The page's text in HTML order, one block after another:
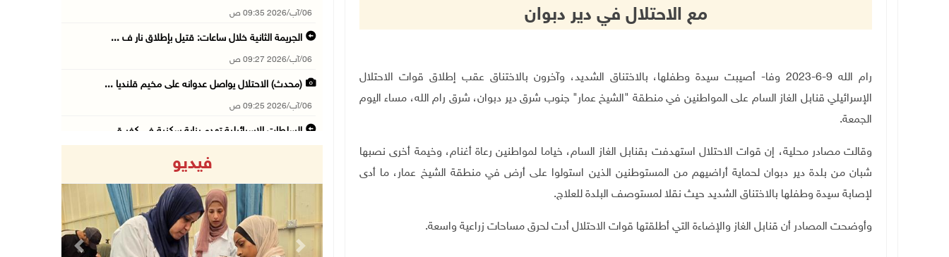
مع الاحتلال في دير دبوان
رام الله 9-6-2023 وفا- أصيبت سيدة وطفلها، بالاختناق الشديد، وآخرون بالاختناق عقب إطلاق قوات الاحتلال
الإسرائيلي قنابل الغاز السام على المواطنين في منطقة "الشيخ عمار" جنوب شرق دير دبوان، شرق رام الله، مساء اليوم
الجمعة.
وقالت مصادر محلية، إن قوات الاحتلال استهدفت بقنابل الغاز السام، خياما لمواطنين رعاة أغنام، وخيمة أخرى نصبها
شبان من بلدة دير دبوان لحماية أراضيهم من المستوطنين الذين استولوا على أرض في منطقة الشيخ عمار، ما أدى
لإصابة سيدة وطفلها بالاختناق الشديد حيث نقلا لمستوصف البلدة للعلاج.
وأوضحت المصادر أن قنابل الغاز والإضاءة التي أطلقتها قوات الاحتلال أدت لحرق مساحات زراعية واسعة.
06/آب/2026 09:35 ص
الجريمة الثانية خلال ساعات: قتيل بإطلاق نار ف ...
06/آب/2026 09:27 ص
(محدث) الاحتلال يواصل عدوانه على مخيم قلنديا ...
06/آب/2026 09:25 ص
السلطات الإسرائيلية تهدم بناية سكنية في كفر ق ...
الاحتلال يعتقل 4 مواطنين من محافظة نابلس
06/آب/2026 08:36 ص
فيديو
Previous Next